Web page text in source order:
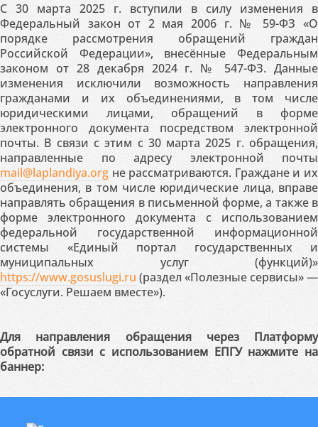
С 30 марта 2025 г. вступили в силу изменения в
Федеральный закон от 2 мая 2006 г. № 59-ФЗ «О
порядке рассмотрения обращений граждан
Российской Федерации», внесённые Федеральным
законом от 28 декабря 2024 г. № 547-ФЗ. Данные
изменения исключили возможность направления
гражданами и их объединениями, в том числе
юридическими лицами, обращений в форме
электронного документа посредством электронной
почты. В связи с этим с 30 марта 2025 г. обращения,
направленные по адресу электронной почты
mail@laplandiya.org не рассматриваются. Граждане и их
объединения, в том числе юридические лица, вправе
направлять обращения в письменной форме, а также в
форме электронного документа с использованием
федеральной государственной информационной
системы «Единый портал государственных и
муниципальных услуг (функций)»
https://www.gosuslugi.ru (раздел «Полезные сервисы» —
«Госуслуги. Решаем вместе»).
Для направления обращения через Платформу
обратной связи с использованием ЕПГУ нажмите на
баннер: